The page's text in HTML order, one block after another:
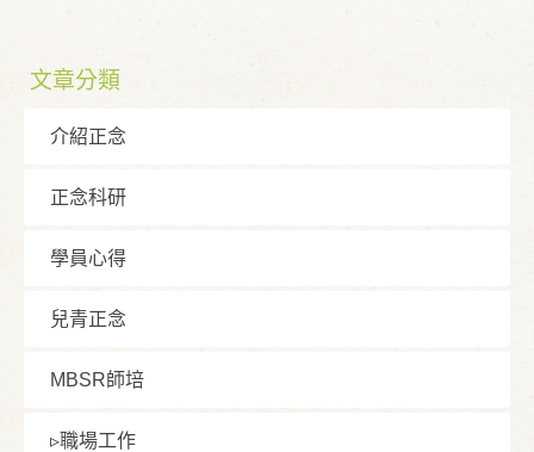
文章分類
介紹正念
正念科研
學員⼼得
兒青正念
MBSR師培
▹職場⼯作